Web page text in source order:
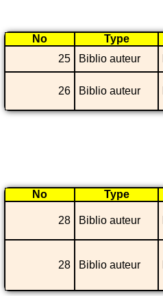
No Type
25
Biblio auteur
26 Biblio auteur
No Type
28 Biblio auteur
28 Biblio auteur